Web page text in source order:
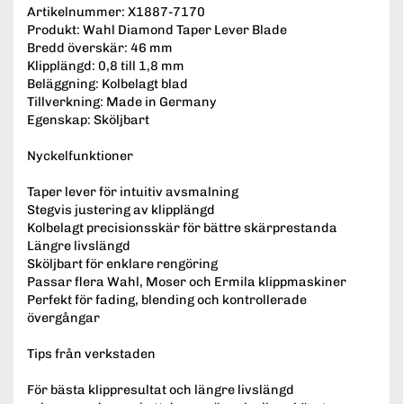
Artikelnummer: X1887-7170
Produkt: Wahl Diamond Taper Lever Blade
Bredd överskär: 46 mm
Klipplängd: 0,8 till 1,8 mm
Beläggning: Kolbelagt blad
Tillverkning: Made in Germany
Egenskap: Sköljbart
Nyckelfunktioner
Taper lever för intuitiv avsmalning
Stegvis justering av klipplängd
Kolbelagt precisionsskär för bättre skärprestanda
Längre livslängd
Sköljbart för enklare rengöring
Passar flera Wahl, Moser och Ermila klippmaskiner
Perfekt för fading, blending och kontrollerade
övergångar
Tips från verkstaden
För bästa klippresultat och längre livslängd